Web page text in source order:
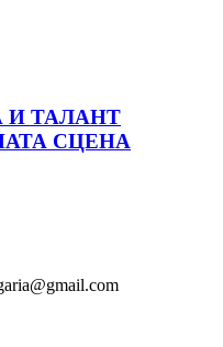
И ТАЛАНТ
СЦЕНА